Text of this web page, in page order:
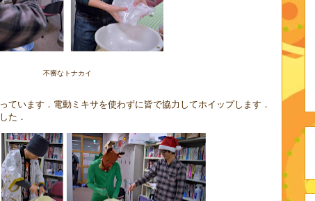
不審なトナカイ
ています．電動ミキサを使わずに皆で協力してホイップします．
た．